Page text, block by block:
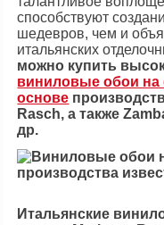
способствуют
шедевров, чем и
итальянских
можно купить
виниловые обои
основе
Rasch, а также
др.
Итальянские